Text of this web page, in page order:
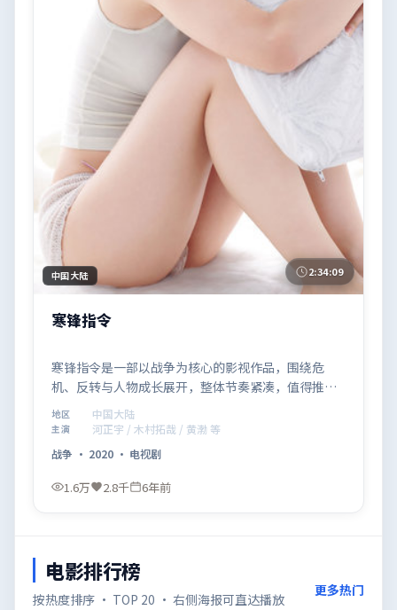
中国大陆 2:34:09
寒锋指令
寒锋指令是一部以战争为核心的影视作品，围绕危
机、反转与人物成长展开，整体节奏紧凑，值得推荐
观看。
地区 中国大陆
主演
河正宇 / 木村拓哉 / 黄渤 等
战争 · 2020 · 电视剧
1.6万 2.8千 6年前
电影排行榜
按热度排序 · TOP 20 · 右侧海报可直达播放
更多热门